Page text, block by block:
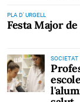
PLA D' URGELL
Festa Major
SOCIETAT